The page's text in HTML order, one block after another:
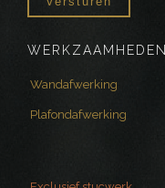
WERKZAAMHEDEN
Wandafwerking
Plafondafwerking